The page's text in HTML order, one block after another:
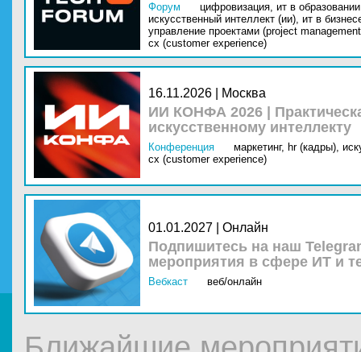
Форум цифровизация, ит в
искусственный интеллект (ии), ит в
управление проектами (project
cx (customer experience)
16.11.2026 | Москва
ИИ КОНФА 2026 |
искусственному интеллекту
Конференция маркетинг, hr (кадры),
cx (customer experience)
01.01.2027 | Онлайн
Подпишитесь на наш
мероприятия в сфере ИТ и
Вебкаст веб/онлайн